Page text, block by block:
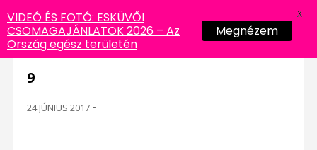
9
24 JÚNIUS 2017 -
VIDEÓ ÉS FOTÓ: ESKÜVŐI
CSOMAGAJÁNLATOK 2026 – Az
Ország egész területén
Megnézem
X